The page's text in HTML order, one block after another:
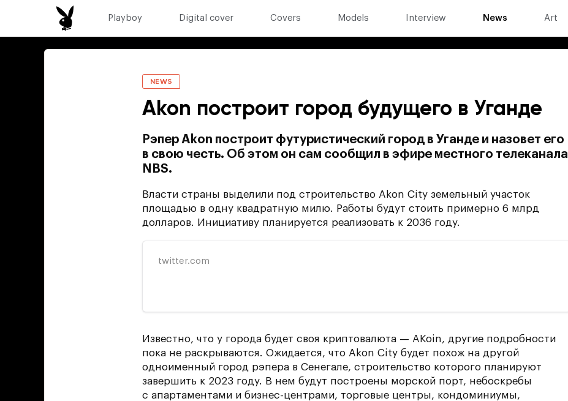
Playboy Digital cover Covers Models Interview News Art
NEWS
Akon построит город будущего в Уганде
Рэпер Akon построит футуристический город в Уганде и назовет его
в свою честь. Об этом он сам сообщил в эфире местного телеканала
NBS.
Власти страны выделили под строительство Akon City земельный участок
площадью в одну квадратную милю. Работы будут стоить примерно 6 млрд
долларов. Инициативу планируется реализовать к 2036 году.
twitter.com
Известно, что у города будет своя криптовалюта — AKoin, другие подробности
пока не раскрываются. Ожидается, что Akon City будет похож на другой
одноименный город рэпера в Сенегале, строительство которого планируют
завершить к 2023 году. В нем будут построены морской порт, небоскребы
с апартаментами и бизнес-центрами, торговые центры, кондоминиумы,